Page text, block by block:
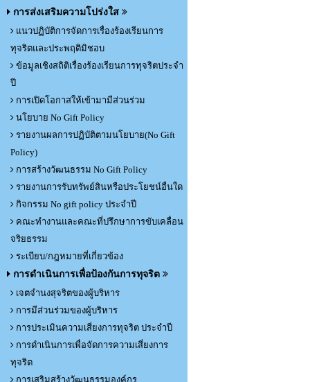
การส่งเสริมความโปร่งใส
แนวปฏิบัติการจัดการเรื่องร้องเรียนการ
ทุจริตและประพฤติมิชอบ
ข้อมูลเชิงสถิติเรื่องร้องเรียนการทุจริตประจำ
ปี
การเปิดโอกาสให้เข้ามามีส่วนร่วม
นโยบาย No Gift Policy
รายงานผลการปฏิบัติตามนโยบาย(No Gift
Policy)
การสร้างวัฒนธรรม No Gift Policy
รายงานการรับทรัพย์สินหรือประโยชน์อื่นใด
กิจกรรม No gift policy ประจำปี
คณะทำงานและคณะที่ปรึกษาการขับเคลื่อน
จริยธรรม
ระเบียบ/กฎหมายที่เกี่ยวข้อง
การดำเนินการเพื่อป้องกันการทุจริต
เจตจำนงสุจริตของผู้บริหาร
การมีส่วนร่วมของผู้บริหาร
การประเมินความเสี่ยงการทุจริต ประจำปี
การดำเนินการเพื่อจัดการความเสี่ยงการ
ทุจริต
การเสริมสร้างวัฒนธรรมองค์กร